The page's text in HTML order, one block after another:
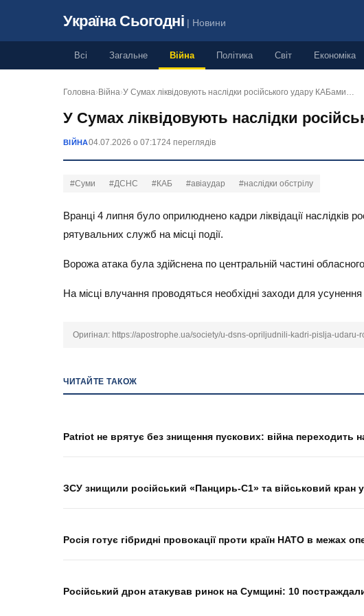
Україна Сьогодні | Новини
Всі Загальне Війна Політика Світ Економіка
Головна› Війна›У Сумах ліквідовують наслідки російського удару КАБами…
У Сумах ліквідовують наслідки
ВІЙНА04.07.2026 о 07:1724 переглядів
#Суми #ДСНС #КАБ #авіаудар #наслідки обстрілу
Вранці 4 липня було оприлюднено кадри ліквідації наслідків
рятувальних служб на місці події.
Ворожа атака була здійснена по центральній частині
На місці влучання проводяться необхідні заходи для
Оригінал: https://apostrophe.ua/society/u-dsns-opriljudnili-kadri-pislja-udaru-
ЧИТАЙТЕ ТАКОЖ
Patriot не врятує без знищення пускових: війна переходить
ЗСУ знищили російський «Панцирь-С1» та військовий кран
Росія готує гібридні провокації проти країн НАТО в межах
Російський дрон атакував ринок на Сумщині: 10